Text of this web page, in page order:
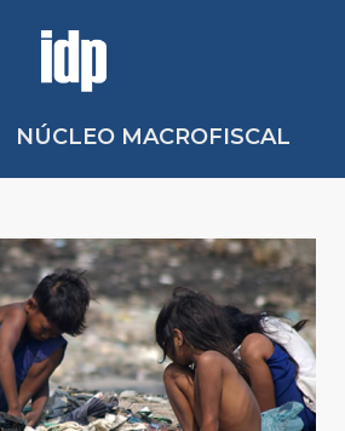
NÚCLEO MACROFISCAL